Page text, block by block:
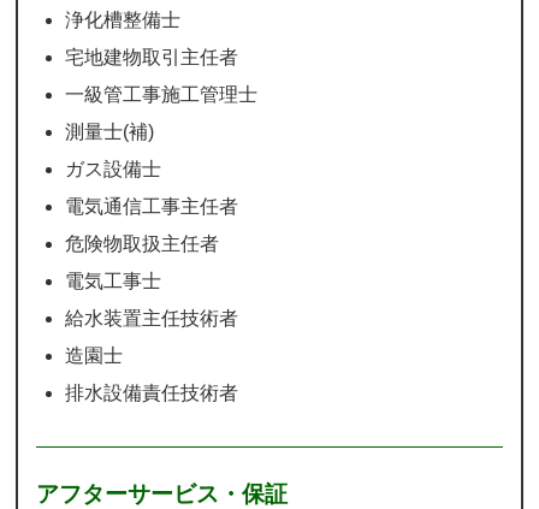
浄化槽整備士
宅地建物取引主任者
一級管工事施工管理士
測量士(補)
ガス設備士
電気通信工事主任者
危険物取扱主任者
電気工事士
給水装置主任技術者
造園士
排水設備責任技術者
アフターサービス・保証